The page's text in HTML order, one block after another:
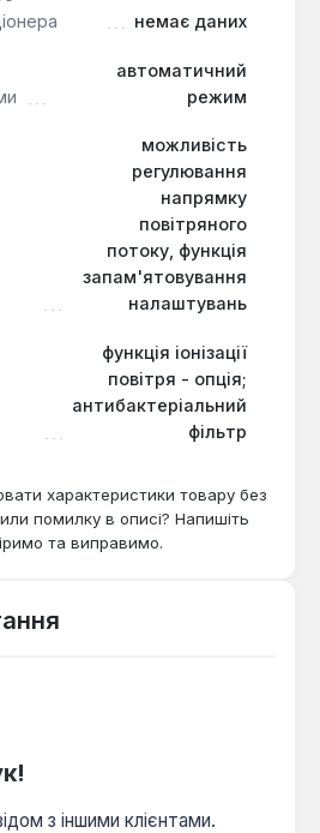
немає даних
автоматичний
режим
можливість
регулювання
напрямку
повітряного
потоку, функція
запам'ятовування
налаштувань
функція іонізації
повітря - опція;
антибактеріальний
фільтр
характеристики товару без
помилку в описі? Напишіть
та виправимо.
з іншими клієнтами.